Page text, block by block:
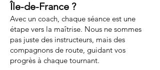
Île-de-France ?
Avec un coach, chaque séance est une
étape vers la maîtrise. Nous ne sommes
pas juste des instructeurs, mais des
compagnons de route, guidant vos
progrès à chaque tournant.